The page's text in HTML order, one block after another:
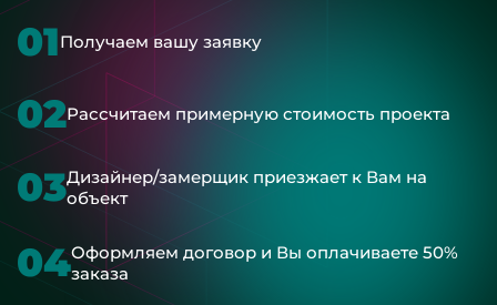
01Получаем вашу заявку
02Рассчитаем примерную стоимость проекта
03Дизайнер/замерщик приезжает к Вам на
объект
04Оформляем договор и Вы оплачиваете 50%
заказа